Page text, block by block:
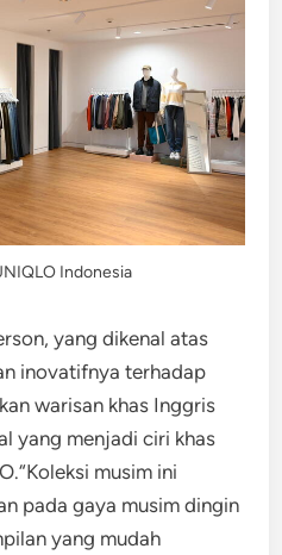
Indonesia
yang dikenal atas
inovatifnya terhadap
warisan khas Inggris
yang menjadi ciri khas
musim ini
pada gaya musim dingin
yang mudah